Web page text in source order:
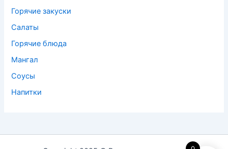
Горячие закуски
Салаты
Горячие блюда
Мангал
Соусы
Напитки